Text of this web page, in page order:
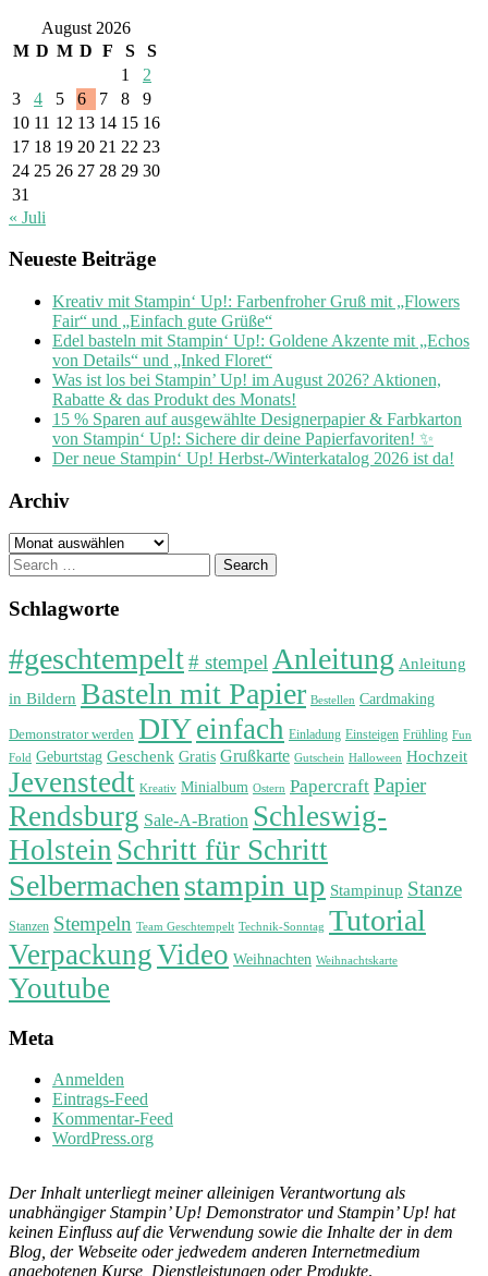
August 2026
M D M D F S
S
1
2
3
4 5 6 7 8
9
10 11 12 13 14 15 16
17 18 19 20 21 22 23
24 25 26 27 28 29 30
31
« Juli
Neueste Beiträge
Kreativ mit Stampin‘ Up!: Farbenfroher Gruß mit „Flowers
Fair“ und „Einfach gute Grüße“
Edel basteln mit Stampin‘ Up!: Goldene Akzente mit „Echos
von Details“ und „Inked Floret“
Was ist los bei Stampin’ Up! im August 2026? Aktionen,
Rabatte & das Produkt des Monats!
15 % Sparen auf ausgewählte Designerpapier & Farbkarton
von Stampin‘ Up!: Sichere dir deine Papierfavoriten! ✨
Der neue Stampin‘ Up! Herbst-/Winterkatalog 2026 ist da!
Archiv
Archiv
Search
for:
Schlagworte
#geschtempelt# stempel Anleitung Anleitung
in Bildern Basteln mit Papier Bestellen Cardmaking
Demonstrator werden DIYeinfach Einladung Einsteigen Frühling Fun
Fold Geburtstag Geschenk Gratis Grußkarte Gutschein Halloween Hochzeit
Jevenstedt Kreativ Minialbum Ostern Papercraft Papier
Rendsburg Sale-A-Bration Schleswig-
Holstein Schritt für Schritt
Selbermachen stampin up Stampinup Stanze
Stanzen Stempeln Team Geschtempelt Technik-Sonntag Tutorial
VerpackungVideo Weihnachten Weihnachtskarte
Youtube
Meta
Anmelden
Eintrags-Feed
Kommentar-Feed
WordPress.org
Der Inhalt unterliegt meiner alleinigen Verantwortung als
unabhängiger Stampin’ Up! Demonstrator und Stampin’ Up! hat
keinen Einfluss auf die Verwendung sowie die Inhalte der in dem
Blog, der Webseite oder jedwedem anderen Internetmedium
angebotenen Kurse, Dienstleistungen oder Produkte.